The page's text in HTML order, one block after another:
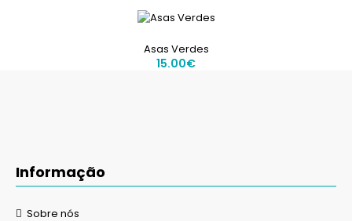
Asas Verdes
15.00€
Informação
Sobre nós